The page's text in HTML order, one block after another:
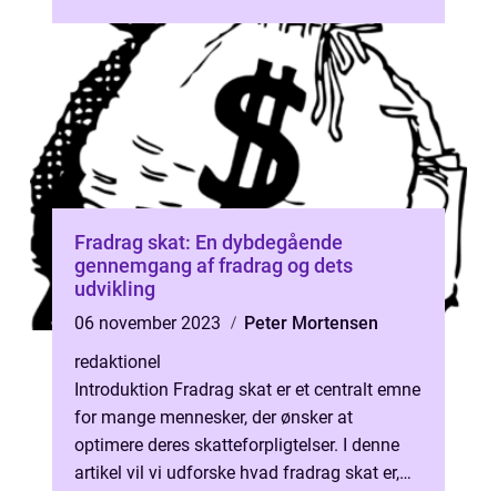
Fradrag skat: En dybdegående
gennemgang af fradrag og dets
udvikling
06 november 2023
Peter Mortensen
redaktionel
Introduktion Fradrag skat er et centralt emne
for mange mennesker, der ønsker at
optimere deres skatteforpligtelser. I denne
artikel vil vi udforske hvad fradrag skat er,